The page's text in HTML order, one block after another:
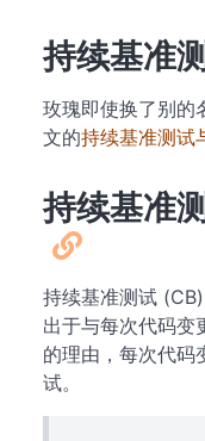
持续基准
玫瑰即使换了别的
文的持续基准测试
持续基准
持续基准测试
出于与每次代码变
的理由，每次代码
试。